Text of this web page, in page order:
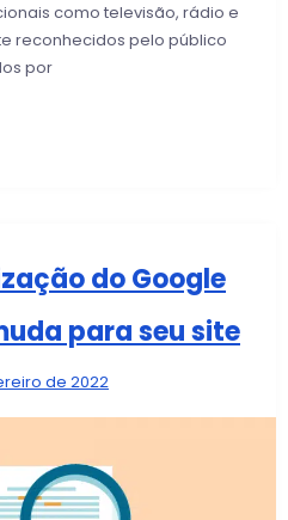
como televisão, rádio e
reconhecidos pelo público
por
do Google
para seu site
de 2022